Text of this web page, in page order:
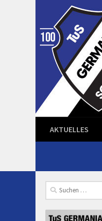
Zum Inhalt springen
AKTUELLES
Suchen
nach: